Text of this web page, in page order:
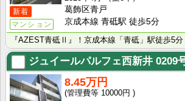
新着
マンション
葛飾区青戸
京成本線 青砥駅 徒歩5分
ジュイールパルフェ西新井 0209
8.45万円
10000円